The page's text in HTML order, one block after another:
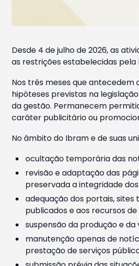
Desde 4 de julho de 2026, as
as restrições estabelecidas pela
Nos três meses que antecedem
hipóteses previstas na
da gestão. Permanecem
caráter publicitário ou
No âmbito do Ibram e de suas
ocultação temporária das
revisão e adaptação das
preservada a integridade
adequação dos portais, sites
publicados e aos recursos
suspensão da produção e
manutenção apenas de
prestação de serviços